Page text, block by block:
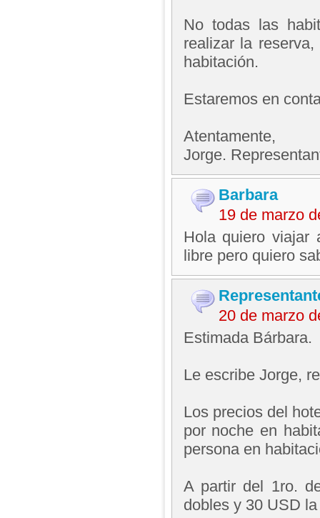
No todas las
realizar la
habitación.
Estaremos en
Atentamente,
Jorge.
Barbara
19 de marzo
Hola quiero viajar
libre pero quiero
20 de marzo
Estimada Bárbara.
Le escribe Jorge,
Los precios del
por noche en
persona en
A partir del 1ro.
dobles y 30 USD